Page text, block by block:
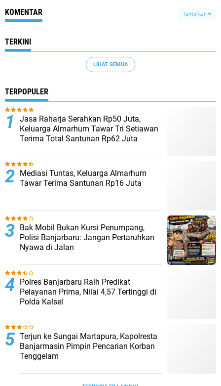
KOMENTAR Tampilkan
TERKINI
LIHAT SEMUA
TERPOPULER
Jasa Raharja Serahkan Rp50 Juta,
Keluarga Almarhum Tawar Tri Setiawan
Terima Total Santunan Rp62 Juta
Mediasi Tuntas, Keluarga Almarhum
Tawar Terima Santunan Rp16 Juta
Bak Mobil Bukan Kursi Penumpang,
Polisi Banjarbaru: Jangan Pertaruhkan
Nyawa di Jalan
Polres Banjarbaru Raih Predikat
Pelayanan Prima, Nilai 4,57 Tertinggi di
Polda Kalsel
Terjun ke Sungai Martapura, Kapolresta
Banjarmasin Pimpin Pencarian Korban
Tenggelam